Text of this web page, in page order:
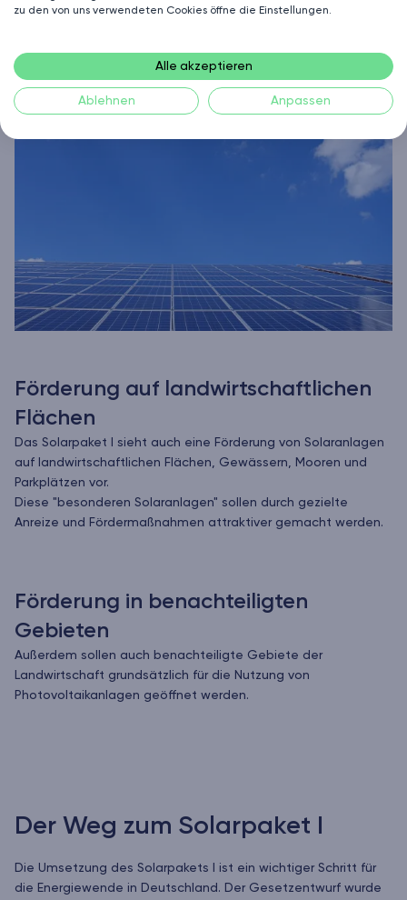
Förderung auf landwirtschaftlichen
Flächen
Das Solarpaket I sieht auch eine Förderung von Solaranlagen
auf landwirtschaftlichen Flächen, Gewässern, Mooren und
Parkplätzen vor.
Diese "besonderen Solaranlagen" sollen durch gezielte
Anreize und Fördermaßnahmen attraktiver gemacht werden.
Förderung in benachteiligten
Gebieten
Außerdem sollen auch benachteiligte Gebiete der
Landwirtschaft grundsätzlich für die Nutzung von
Photovoltaikanlagen geöffnet werden.
Der Weg zum Solarpaket I
Die Umsetzung des Solarpakets I ist ein wichtiger Schritt für
die Energiewende in Deutschland. Der Gesetzentwurf wurde
zu den von uns verwendeten Cookies öffne die Einstellungen.
Alle akzeptieren
Ablehnen Anpassen